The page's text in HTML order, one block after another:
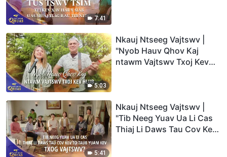
7:41
5:03
Nkauj Ntseeg Vajtswv |
"Nyob Hauv Qhov Kaj
ntawm Vajtswv Txoj Kev
5:41
Nkauj Ntseeg Vajtswv |
"Tib Neeg Yuav Ua Li Cas
Thiaj Li Daws Tau Cov Kev